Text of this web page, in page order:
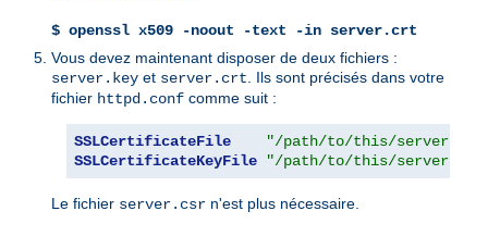
$ openssl x509 -noout -text -in server.crt
Vous devez maintenant disposer de deux fichiers :
server.key et server.crt . Ils sont précisés dans votre
fichier httpd.conf comme suit :
SSLCertificateFile
"/path/to/this/
SSLCertificateKeyFile
"/path/to/this/
Le fichier server.csr n'est plus nécessaire.